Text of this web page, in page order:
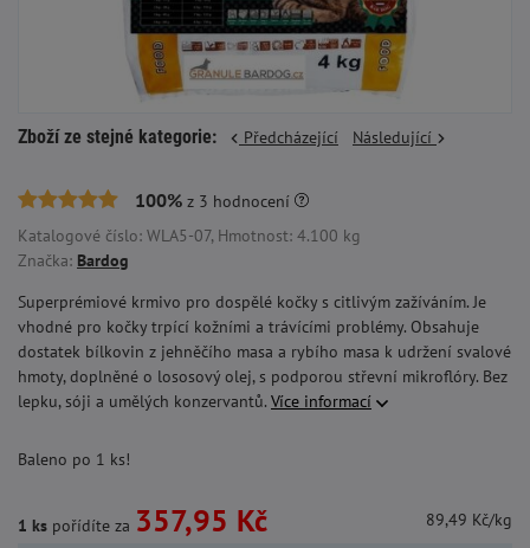
Zboží ze stejné kategorie: Předcházející Následující
100% z 3 hodnocení
Katalogové číslo: WLA5-07, Hmotnost: 4.100 kg
Značka: Bardog
Superprémiové krmivo pro dospělé kočky s citlivým zažíváním. Je
vhodné pro kočky trpící kožními a trávícími problémy. Obsahuje
dostatek bílkovin z jehněčího masa a rybího masa k udržení svalové
hmoty, doplněné o lososový olej, s podporou střevní mikroflóry. Bez
lepku, sóji a umělých konzervantů. Více informací
Baleno po 1 ks!
1 ks pořídíte za 357,95 Kč 89,49 Kč/kg